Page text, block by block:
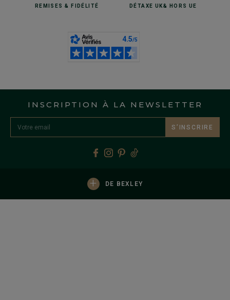
REMISES& FIDÉLITÉ DÉTAXE UK& HORS UE
INSCRIPTION À LA NEWSLETTER
S’INSCRIRE
+ DE BEXLEY